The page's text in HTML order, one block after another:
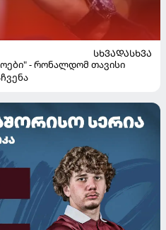
ᲡᲮᲕᲐᲓᲐᲡᲮᲕᲐ
- რონალდომ თავისი